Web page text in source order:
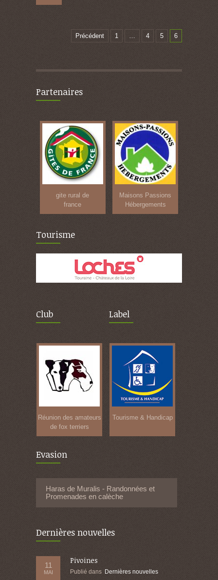
Précédent 1 … 4 5 6
Partenaires
gite rural de
france
Maisons Passions
Hébergements
Tourisme
Club
Réunion des amateurs
de fox terriers
Label
Tourisme & Handicap
Evasion
Haras de Muralis - Randonnées et
Promenades en calèche
Dernières nouvelles
11
MAI
Pivoines
Publié dans Dernières nouvelles